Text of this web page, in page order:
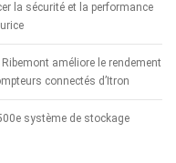
la sécurité et la performance
améliore le rendement
connectés d’Itron
système de stockage